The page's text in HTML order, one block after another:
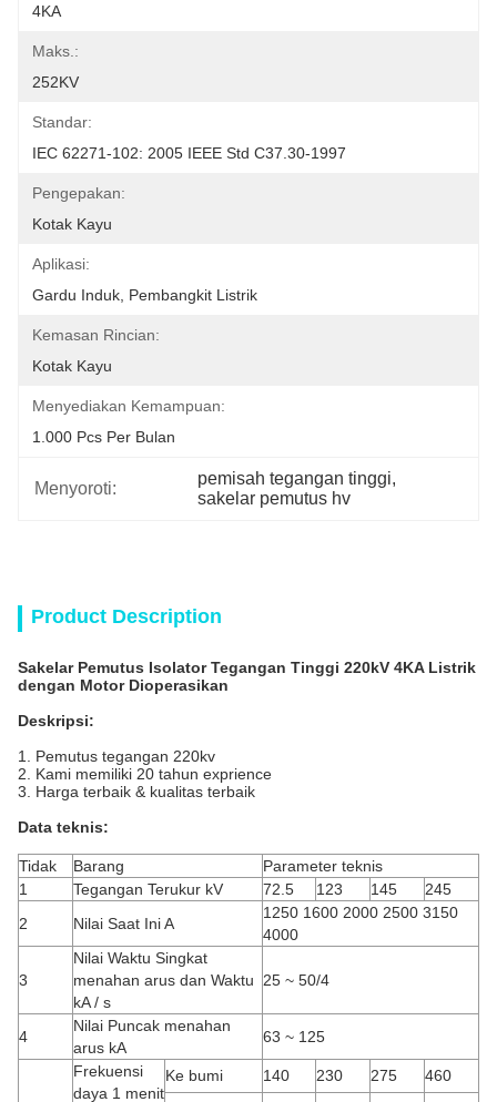
4KA
Maks.:
252KV
Standar:
IEC 62271-102: 2005 IEEE Std C37.30-1997
Pengepakan:
Kotak Kayu
Aplikasi:
Gardu Induk, Pembangkit Listrik
Kemasan Rincian:
Kotak Kayu
Menyediakan Kemampuan:
1.000 Pcs Per Bulan
Menyoroti:
pemisah tegangan tinggi,
sakelar pemutus hv
Product Description
Sakelar Pemutus Isolator Tegangan Tinggi 220kV 4KA Listrik
dengan Motor Dioperasikan
Deskripsi:
1. Pemutus tegangan 220kv
2. Kami memiliki 20 tahun exprience
3. Harga terbaik & kualitas terbaik
Data teknis:
Tidak Barang
Parameter teknis
1
Tegangan Terukur kV 72.5 123 145
245
2
Nilai Saat Ini A
1250 1600 2000 2500 3150
4000
3
Nilai Waktu Singkat
menahan arus dan Waktu
kA / s
25 ~ 50/4
4
Nilai Puncak menahan
arus kA
63 ~ 125
Frekuensi
daya 1 menit
Ke bumi 140 230 275
460